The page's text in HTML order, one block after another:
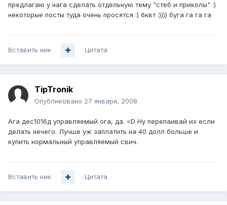
предлагаю у нага сделать отдельную тему "стеб и приколы" :)
некоторые посты туда очень просятся :) 6квт :)))) буга га га га
Вставить ник Цитата
TipTronik
Опубликовано 27 января, 2008
Ага дес1016д управляемый ога, да. =D Ну перепаивай их если
делать нечего. Лучше уж заплатить на 40 долл больше и
купить нормальный управляемый свич.
Вставить ник Цитата